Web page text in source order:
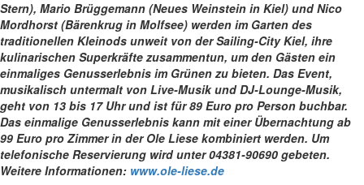
Stern), Mario Brüggemann (Neues Weinstein in Kiel) und Nico
Mordhorst (Bärenkrug in Molfsee) werden im Garten des
traditionellen Kleinods unweit von der Sailing-City Kiel, ihre
kulinarischen Superkräfte zusammentun, um den Gästen ein
einmaliges Genusserlebnis im Grünen zu bieten. Das Event,
musikalisch untermalt von Live-Musik und DJ-Lounge-Musik,
geht von 13 bis 17 Uhr und ist für 89 Euro pro Person buchbar.
Das einmalige Genusserlebnis kann mit einer Übernachtung ab
99 Euro pro Zimmer in der Ole Liese kombiniert werden. Um
telefonische Reservierung wird unter 04381-90690 gebeten.
Weitere Informationen: www.ole-liese.de